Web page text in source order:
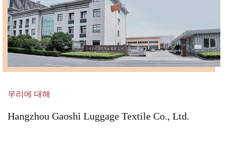
우리에 대해
Hangzhou Gaoshi Luggage Textile Co., Ltd.